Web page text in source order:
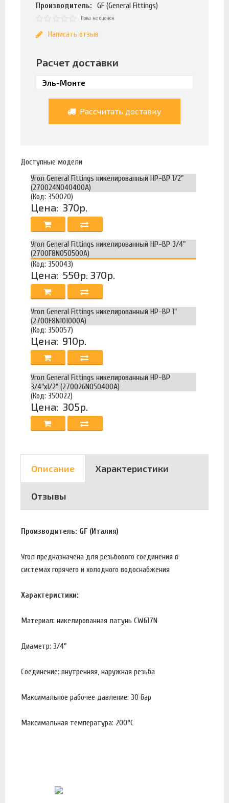
Производитель:
GF (General Fittings)
Пока не оценен
Написать отзыв
Расчет доставки
Рассчитать доставку
Доступные модели
Угол General Fittings никелированный НР-ВР 1/2"
(270024N040400A)
(Код: 350020)
Цена: 370р.
Угол General Fittings никелированный НР-ВР 3/4"
(2700F8N050500A)
(Код: 350043)
Цена: 550р. 370р.
Угол General Fittings никелированный НР-ВР 1"
(2700F8N101000A)
(Код: 350057)
Цена: 910р.
Угол General Fittings никелированный НР-ВР
3/4"х1/2" (270026N050400A)
(Код: 350022)
Цена: 305р.
Описание Характеристики
Отзывы
Производитель: GF (Италия)
Угол предназначена для резьбового соединения в
системах горячего и холодного водоснабжения
Характеристики:
Материал: никелированная латунь CW617N
Диаметр: 3/4"
Соединение: внутренняя, наружная резьба
Максимальное рабочее давление: 30 бар
Максимальная температура: 200°С